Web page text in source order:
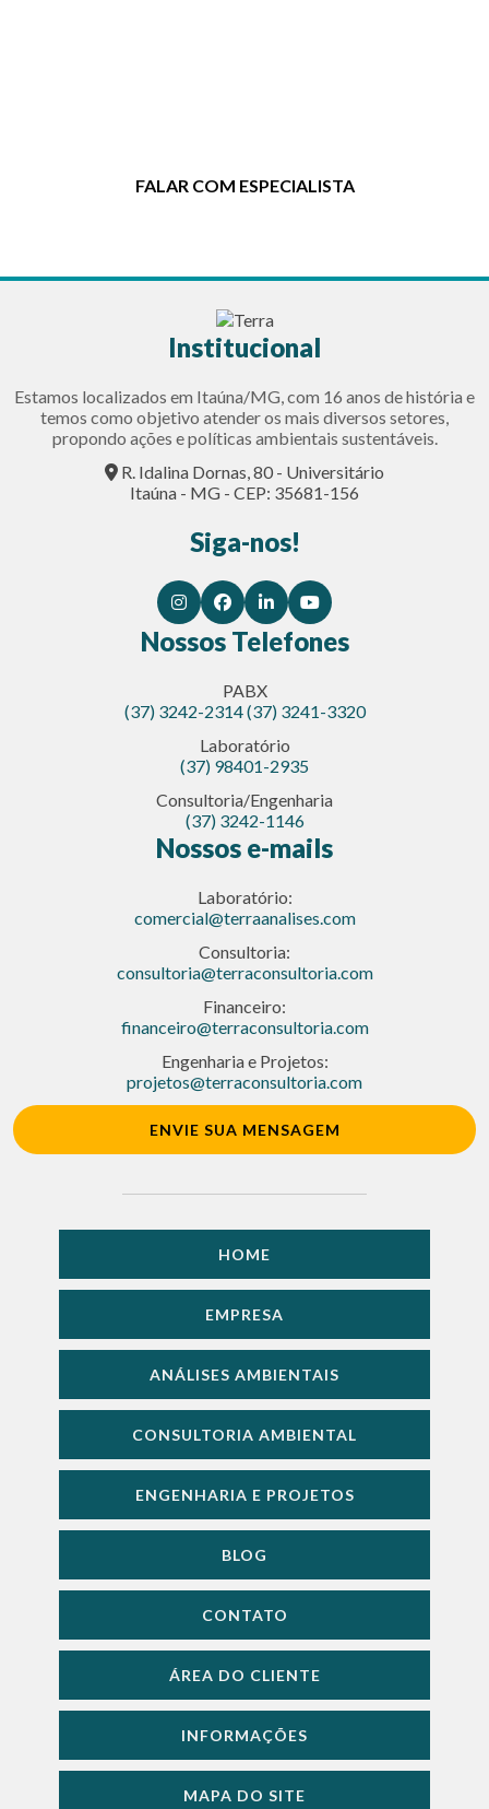
FALAR COM ESPECIALISTA
Institucional
Estamos localizados em Itaúna/MG, com 16 anos de história e
temos como objetivo atender os mais diversos setores,
propondo ações e políticas ambientais sustentáveis.
R. Idalina Dornas, 80 - Universitário
Itaúna - MG - CEP: 35681-156
Siga-nos!
Nossos Telefones
PABX
(37) 3242-2314(37) 3241-3320
Laboratório
(37) 98401-2935
Consultoria/Engenharia
(37) 3242-1146
Nossos e-mails
Laboratório:
comercial@terraanalises.com
Consultoria:
consultoria@terraconsultoria.com
Financeiro:
financeiro@terraconsultoria.com
Engenharia e Projetos:
projetos@terraconsultoria.com
ENVIE SUA MENSAGEM
HOME
EMPRESA
ANÁLISES AMBIENTAIS
CONSULTORIA AMBIENTAL
ENGENHARIA E PROJETOS
BLOG
CONTATO
ÁREA DO CLIENTE
INFORMAÇÕES
MAPA DO SITE